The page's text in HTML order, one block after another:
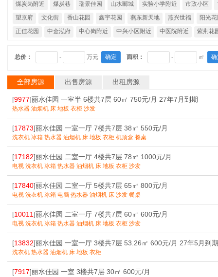
煤炭岗附近
煤炭巷 瑞景佳园 山水郦城 实验小学附近 市政小区
望京府
文化街 香山花园 鑫宇花园 燕东新天地 燕兴世福
阳光
正佳花园
中金泓府 中心岗附近 中兴小区附近 中医院附近 紫荆花
总价： - 万元 确定 面积： - ㎡
全部房源 出售房源 出租房源
[9977]丽水佳园 一室半 6楼共7层 60㎡ 750元/月 27年7月到期
热水器 油烟机 床 地板 衣柜 沙发
[17873]丽水佳园 一室一厅 7楼共7层 38㎡ 550元/月
洗衣机 冰箱 热水器 油烟机 床 地板 衣柜 机顶盒 餐桌
[17182]丽水佳园 二室一厅 4楼共7层 78㎡ 1000元/月
电视 洗衣机 冰箱 热水器 油烟机 床 地板 衣柜 沙发
[17840]丽水佳园 二室一厅 5楼共7层 65㎡ 800元/月
电视 洗衣机 冰箱 电脑 热水器 油烟机 床 沙发 餐桌
[10011]丽水佳园 二室一厅 7楼共7层 60㎡ 600元/月
电视 洗衣机 冰箱 热水器 油烟机 床 地板 衣柜 沙发
[13832]丽水佳园 一室一厅 3楼共7层 53.26㎡ 600元/月 27年5月到期
洗衣机 热水器 油烟机 床 地板 衣柜
[7917]丽水佳园 一室 3楼共7层 30㎡ 600元/月